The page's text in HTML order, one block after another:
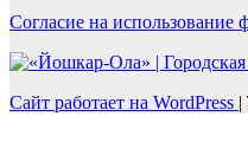
Согласие на использование
Сайт работает на WordPress |